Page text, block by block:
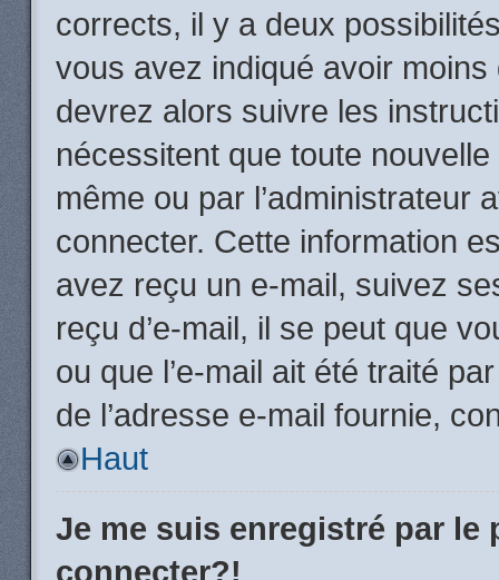
corrects, il y a deux
vous avez indiqué avoir
devrez alors suivre les
nécessitent que toute
même ou par l’administrateur
connecter. Cette information
avez reçu un e-mail, suivez
reçu d’e-mail, il se peut que
ou que l’e-mail ait été traité
de l’adresse e-mail fournie,
Haut
Je me suis enregistré par le
connecter?!